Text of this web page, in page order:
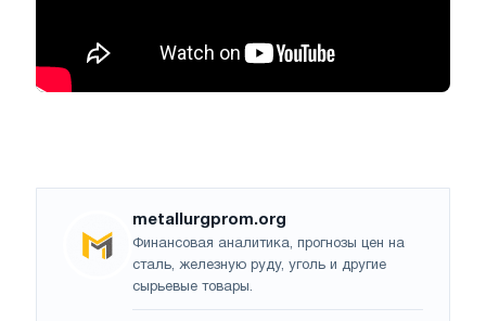
metallurgprom.org
Финансовая аналитика, прогнозы цен на
сталь, железную руду, уголь и другие
сырьевые товары.